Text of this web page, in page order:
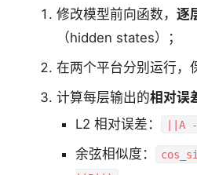
修改模型前向函数， 逐
（hidden states）；
在两个平台分别运行，
计算每层输出的相对误
L2 相对误差：
||A
余弦相似度：